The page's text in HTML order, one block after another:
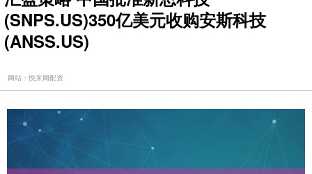
(SNPS.US)350亿美元收购安斯科技
(ANSS.US)
网站：悦来网配资